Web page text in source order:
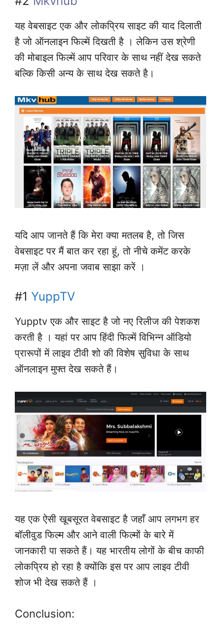
यह वेबसाइट एक और लोकप्रिय साइट की याद दिलाती
है जो ऑनलाइन फिल्में दिखती है । लेकिन उस श्रेणी
की मोबाइल फिल्में आप परिवार के साथ नहीं देख सकते
बल्कि किसी अन्य के साथ देख सकते है।
यदि आप जानते हैं कि मेरा क्या मतलब है, तो जिस
वेबसाइट पर मैं बात कर रहा हूं, तो नीचे कमेंट करके
मज़ा लें और अपना जवाब साझा करें ।
#1 YuppTV
Yupptv एक और साइट है जो नए रिलीज की पेशकश
करती है । यहां पर आप हिंदी फिल्में विभिन्न ऑडियो
प्रारूपों में लाइव टीवी शो की विशेष सुविधा के साथ
ऑनलाइन मुफ्त देख सकते हैं।
यह एक ऐसी खूबसूरत वेबसाइट है जहाँ आप लगभग हर
बॉलीवुड फिल्म और आने वाली फिल्मों के बारे में
जानकारी पा सकते हैं। यह भारतीय लोगों के बीच काफी
लोकप्रिय हो रहा है क्योंकि इस पर आप लाइव टीवी
शोज भी देख सकते हैं ।
Conclusion: